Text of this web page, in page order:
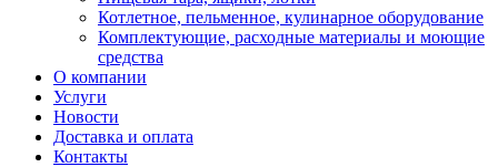
Котлетное, пельменное, кулинарное оборудование
Комплектующие, расходные материалы и моющие
средства
О компании
Услуги
Новости
Доставка и оплата
Контакты